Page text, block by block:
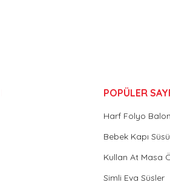
POPÜLER
Harf Folyo Balon
Bebek Kapı Süsü
Kullan At Masa
Simli Eva Süsler